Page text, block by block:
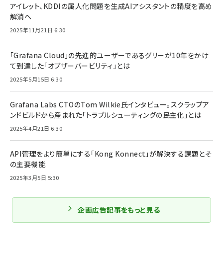
アイレット、KDDIの属人化問題を生成AIアシスタントの精度を高め
解消へ
2025年11月21日 6:30
「Grafana Cloud」の先進的ユーザーであるグリーが10年をかけ
て到達した「オブザーバービリティ」とは
2025年5月15日 6:30
Grafana Labs CTOのTom Wilkie氏インタビュー。スクラップア
ンドビルドから産まれた「トラブルシューティングの民主化」とは
2025年4月21日 6:30
API管理をより簡単にする「Kong Konnect」が解決する課題とそ
の主要機能
2025年3月5日 5:30
企画広告記事をもっと見る